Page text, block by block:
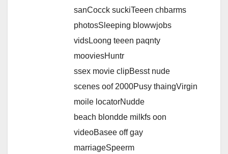
sanCocck suckiTeeen chbarms
photosSleeping blowwjobs
vidsLoong teeen paqnty
mooviesHuntr
ssex movie clipBesst nude
scenes oof 2000Pusy thaingVirgin
moile locatorNudde
beach blondde milkfs oon
videoBasee off gay
marriageSpeerm